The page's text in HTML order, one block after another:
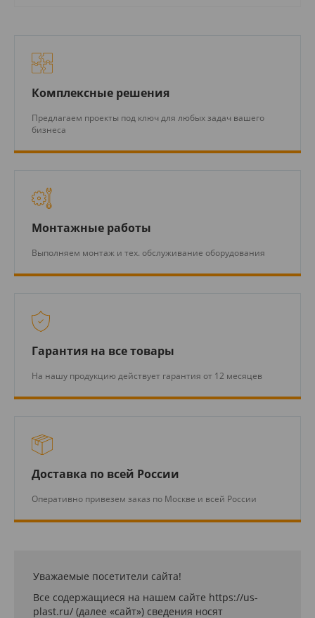
Комплексные решения
Предлагаем проекты под ключ для любых задач вашего
бизнеса
Монтажные работы
Выполняем монтаж и тех. обслуживание оборудования
Гарантия на все товары
На нашу продукцию действует гарантия от 12 месяцев
Доставка по всей России
Оперативно привезем заказ по Москве и всей России
Уважаемые посетители сайта!
Все содержащиеся на нашем сайте https://us-
plast.ru/ (далее «сайт») сведения носят